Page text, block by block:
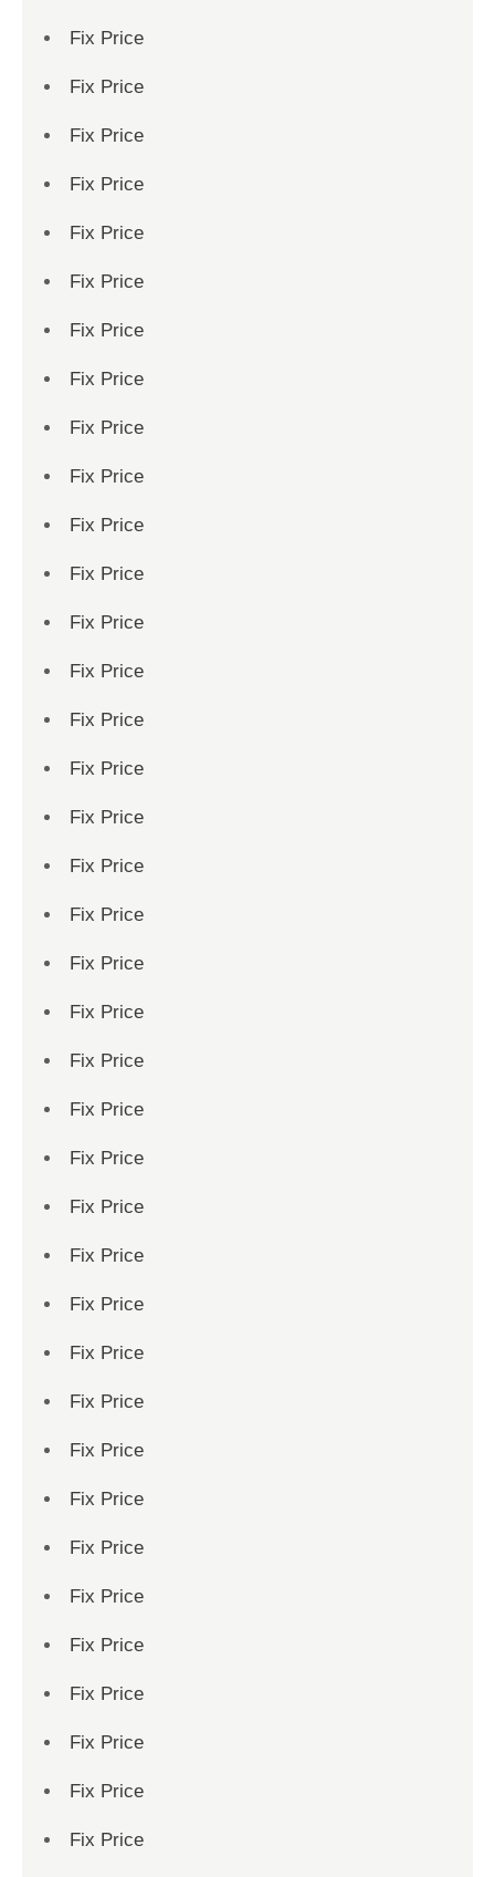
Fix Price
Fix Price
Fix Price
Fix Price
Fix Price
Fix Price
Fix Price
Fix Price
Fix Price
Fix Price
Fix Price
Fix Price
Fix Price
Fix Price
Fix Price
Fix Price
Fix Price
Fix Price
Fix Price
Fix Price
Fix Price
Fix Price
Fix Price
Fix Price
Fix Price
Fix Price
Fix Price
Fix Price
Fix Price
Fix Price
Fix Price
Fix Price
Fix Price
Fix Price
Fix Price
Fix Price
Fix Price
Fix Price